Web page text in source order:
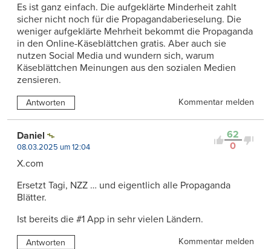
Es ist ganz einfach. Die aufgeklärte Minderheit zahlt
sicher nicht noch für die Propagandaberieselung. Die
weniger aufgeklärte Mehrheit bekommt die Propaganda
in den Online-Käseblättchen gratis. Aber auch sie
nutzen Social Media und wundern sich, warum
Käseblättchen Meinungen aus den sozialen Medien
zensieren.
Antworten Kommentar melden
62
0
Daniel
08.03.2025 um 12:04
X.com
Ersetzt Tagi, NZZ … und eigentlich alle Propaganda
Blätter.
Ist bereits die #1 App in sehr vielen Ländern.
Antworten
Kommentar melden